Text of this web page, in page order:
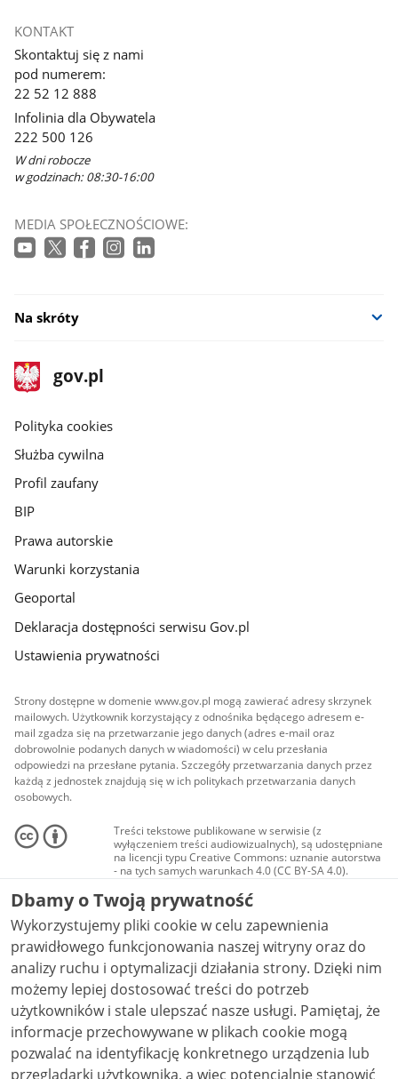
KONTAKT
Skontaktuj się z nami
pod numerem:
22 52 12 888
Infolinia dla Obywatela
222 500 126
W dni robocze
w godzinach: 08:30-16:00
MEDIA SPOŁECZNOŚCIOWE:
Na skróty
stopka
gov.pl
Strona
gov.pl
gov.pl
Polityka cookies
Służba cywilna
Profil zaufany
BIP
Prawa autorskie
Warunki korzystania
Geoportal
Deklaracja dostępności serwisu Gov.pl
Ustawienia prywatności
Strony dostępne w domenie www.gov.pl mogą zawierać adresy skrzynek
mailowych. Użytkownik korzystający z odnośnika będącego adresem e-
mail zgadza się na przetwarzanie jego danych (adres e-mail oraz
dobrowolnie podanych danych w wiadomości) w celu przesłania
odpowiedzi na przesłane pytania. Szczegóły przetwarzania danych przez
każdą z jednostek znajdują się w ich politykach przetwarzania danych
osobowych.
Treści tekstowe publikowane w serwisie (z
wyłączeniem treści audiowizualnych), są udostępniane
na licencji typu Creative Commons: uznanie autorstwa
- na tych samych warunkach 4.0 (CC BY-SA 4.0).
Materiały audiowizualne, w tym zdjęcia, materiały
audio i wideo, są udostępniane na licencji typu
Creative Commons: uznanie autorstwa użycie
niekomercyjne - bez utworów zależnych 4.0 (CC BY-
NC-ND 4.0), o ile nie jest to stwierdzone inaczej.
Dbamy o Twoją prywatność
Wykorzystujemy pliki cookie w celu zapewnienia
prawidłowego funkcjonowania naszej witryny oraz do
analizy ruchu i optymalizacji działania strony. Dzięki nim
możemy lepiej dostosować treści do potrzeb
użytkowników i stale ulepszać nasze usługi. Pamiętaj, że
informacje przechowywane w plikach cookie mogą
pozwalać na identyfikację konkretnego urządzenia lub
przeglądarki użytkownika, a więc potencjalnie stanowić